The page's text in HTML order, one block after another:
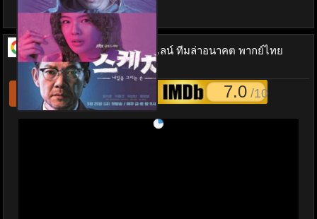
สามารถพิเศษในการวาดภาพ
ดูซีรี่ย์ ออนไลน์ ดูซีรี่ย์ออนไลน์ ทีมล่าอนาคต พากย์ไทย
(2018) Sketch EP.1-16
รีเฟชหนังไม่เล่น แจ้งหนังเสีย 7.0 /10